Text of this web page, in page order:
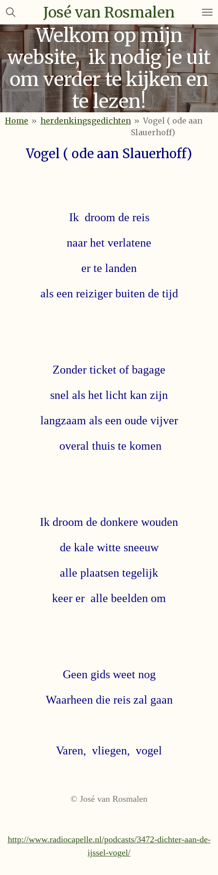
Ga
naar
de
hoofdinhoud
José van Rosmalen
Welkom op mijn
website, ik nodig je uit
om verder te kijken en
te lezen!
Home » herdenkingsgedichten » Vogel ( ode aan
Slauerhoff)
Vogel ( ode aan Slauerhoff)
Ik droom de reis
naar het verlatene
er te landen
als een reiziger buiten de tijd
Zonder ticket of bagage
snel als het licht kan zijn
langzaam als een oude vijver
overal thuis te komen
Ik droom de donkere wouden
de kale witte sneeuw
alle plaatsen tegelijk
keer er alle beelden om
Geen gids weet nog
Waarheen die reis zal gaan
Varen, vliegen, vogel
© José van Rosmalen
http://www.radiocapelle.nl/podcasts/3472-dichter-aan-de-
ijssel-vogel/